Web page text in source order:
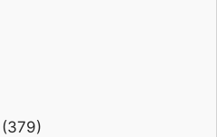
(379)